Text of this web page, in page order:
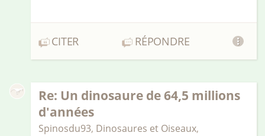
CITER RÉPONDRE
Re: Un dinosaure de 64,5 millions
d'années
Spinosdu93, Dinosaures et Oiseaux,